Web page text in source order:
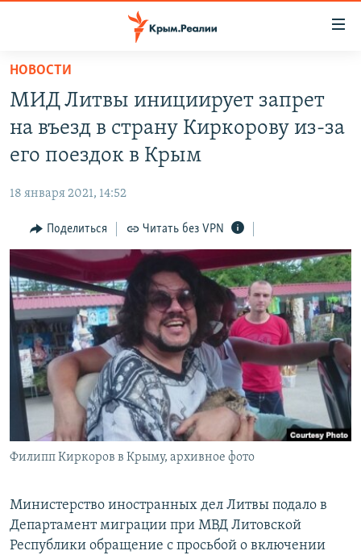
Вернуться
основному
содержанию
главной
навигации
Вернутся
поиску
СПЕЦПРОЕКТЫ
11 ЛЕТ ОККУПАЦИИ КРЫМА. 11 ИСТОРИЙ СОПРОТИВЛЕНИЯ
ЕЩЕ
ИНТЕРАКТИВ
ИНФОГРАФИКА
ТЕЛЕПРОЕКТ КРЫМ.РЕАЛИИ
СОВЕТЫ ПРАВОЗАЩИТНИКОВ
ПРОПАВШИЕ БЕЗ ВЕСТИ
ПОБЕДИТЕЛЕЙ НЕ СУДЯТ?
КРЫМ.НЕПОКОРЕННЫЙ
ELIFBE
УКРАИНСКАЯ ПРОБЛЕМА КРЫМА
РАДІО СВОБОДА
КАК ОБОЙТИ БЛОКИРОВКУ
Українською
Qırımtatar
ПРИСОЕДИНЯЙТЕСЬ!
НОВОСТИ
МИД Литвы инициирует запрет
на въезд в страну Киркорову из-за
его поездок в Крым
18 января 2021, 14:52
Поделиться Читать без VPN
Филипп Киркоров в Крыму, архивное фото
Министерство иностранных дел Литвы подало в
Департамент миграции при МВД Литовской
Республики обращение с просьбой о включении